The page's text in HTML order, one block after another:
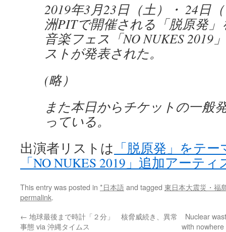
2019年3月23日（土）・ 24日
洲PITで開催される「脱原発
音楽フェス「NO NUKES 2019
ストが発表された。
(略）
また本日からチケットの一般
っている。
出演者リストは 「脱原発」をテ
「NO NUKES 2019」追加アーテ
This entry was posted in *日本語and tagged 東日本大震災・福
permalink.
← 地球最後まで時計「２分」 核脅威続き、異常
事態 via 沖縄タイムス
Nuclear
with